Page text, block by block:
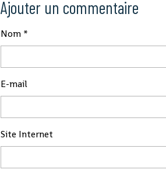
Ajouter un commentaire
Nom
E-mail
Site Internet